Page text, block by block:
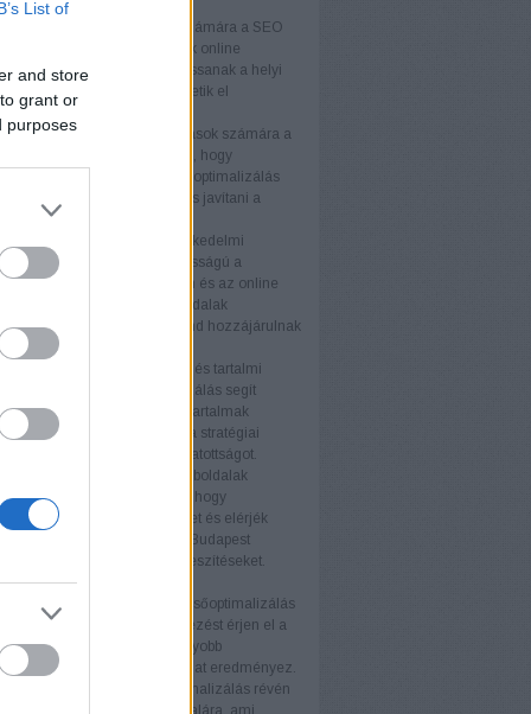
List of
and store
grant or
purposes
A kisvállalkozások számára a SEO
biztosít arra, hogy növeljék online
és versenyelőnyhöz jussanak a helyi
stratégiákkal érhetik el
hatékonyan.
A középvállalkozások számára a
megközelítése szükséges, hogy
maradjanak. A keresőoptimalizálás
az organikus forgalmat és javítani a
arányt.
Az e-kereskedelmi
számára a SEO kulcsfontosságú a
láthatóságának növelésében és az online
fellendítésében. A termékoldalak
és a technikai SEO mind hozzájárulnak
A blogok és tartalmi
számára a keresőoptimalizálás segít
olvasói bázist és javítani a tartalmak
Az értékes tartalom és a stratégiai
használata növeli a látogatottságot.
A nagyvállalati weboldalak
SEO stratégiákat igényelnek, hogy
növeljék online jelenlétüket és elérjék
A keresőoptimalizálás Budapest
támogatja ezeket az erőfeszítéseket.
keresőmotor rangsor
A keresőoptimalizálás
weboldala magasabb helyezést érjen el a
találati listáján. Ez nagyobb
és több organikus forgalmat eredményez.
A keresőoptimalizálás révén
látogató érkezik az oldalára, ami